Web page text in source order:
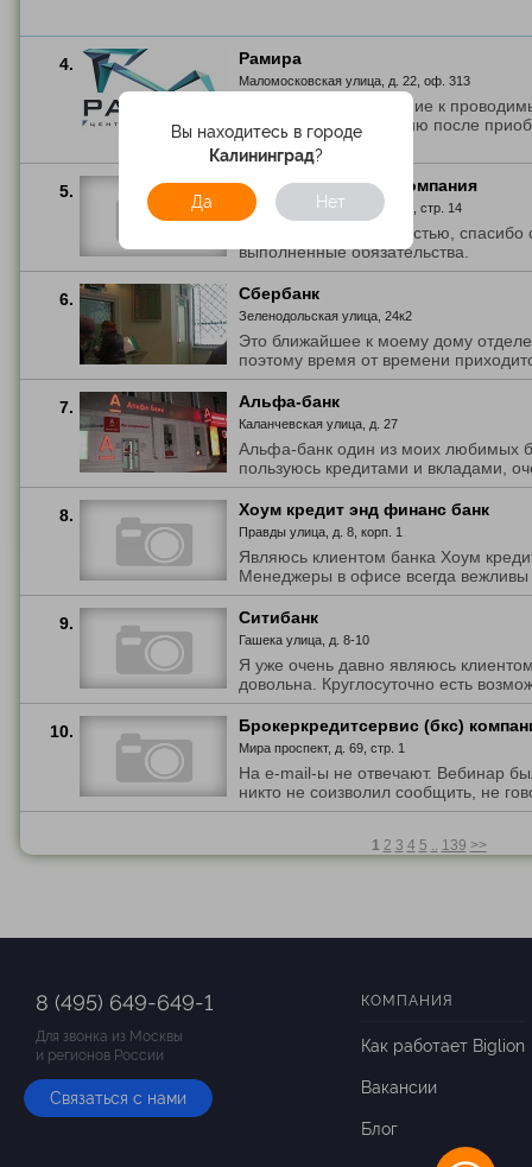
Вы находитесь в городе
Калининград?
Да Нет
4. Рамира
Маломосковская улица, д. 22, оф. 313
Понравилось отношение к
Обращался в компанию после
сайте ...
5. Первая страховая компания
Новоостаповская улица, д. 5, стр. 14
Деньги получил полностью, спасибо
выполненные обязательства.
6. Сбербанк
Зеленодольская улица, 24к2
Это ближайшее к моему дому
поэтому время от времени
7. Альфа-банк
Каланчевская улица, д. 27
Альфа-банк один из моих любимых
пользуюсь кредитами и вкладами,
8. Хоум кредит энд финанс банк
Правды улица, д. 8, корп. 1
Являюсь клиентом банка Хоум
Менеджеры в офисе всегда
9. Ситибанк
Гашека улица, д. 8-10
Я уже очень давно являюсь
довольна. Круглосуточно есть
10. Брокеркредитсервис (бкс)
Мира проспект, д. 69, стр. 1
На e-mail-ы не отвечают. Вебинар
никто не соизволил сообщить, не
1 2 3 4 5 .. 139 >>
8 (495) 649-649-1
Для звонка из Москвы
и регионов России
Связаться с нами
КОМПАНИЯ
Как работает Biglion
Вакансии
Блог